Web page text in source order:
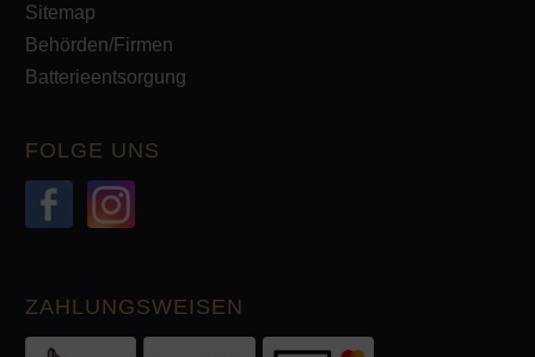
Sitemap
Behörden/Firmen
Batterieentsorgung
FOLGE UNS
ZAHLUNGSWEISEN